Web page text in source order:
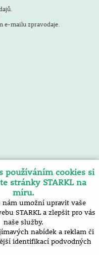
e-mailu zpravodaje.
používáním cookies si
stránky STARKL na
míru.
nám umožní upravit vaše
STARKL a zlepšit pro vás
naše služby.
nabídek a reklam či
identifikací podvodných